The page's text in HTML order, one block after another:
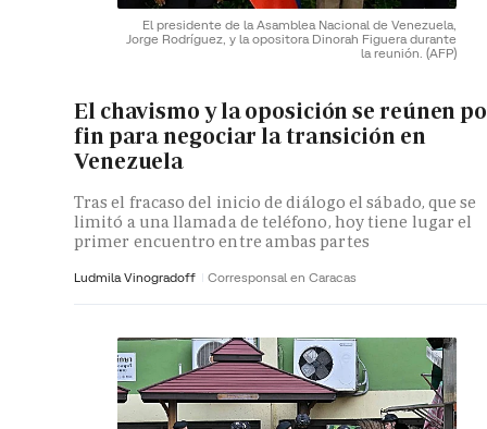
El presidente de la Asamblea Nacional de Venezuela,
Jorge Rodríguez, y la opositora Dinorah Figuera durante
la reunión. (AFP)
El chavismo y la oposición se reúnen
fin para negociar la transición en
Venezuela
Tras el fracaso del inicio de diálogo el sábado, que se
limitó a una llamada de teléfono, hoy tiene lugar el
primer encuentro entre ambas partes
Ludmila Vinogradoff Corresponsal en Caracas